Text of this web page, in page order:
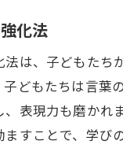
化法
は、子どもたち
どもたちは言
表現力も磨か
すことで、学び